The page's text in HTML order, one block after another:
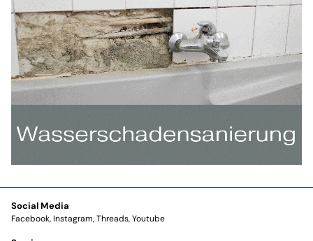
Social Media
Facebook Instagram Threads Youtube